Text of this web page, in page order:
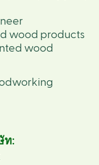
wood products
wood
ท: